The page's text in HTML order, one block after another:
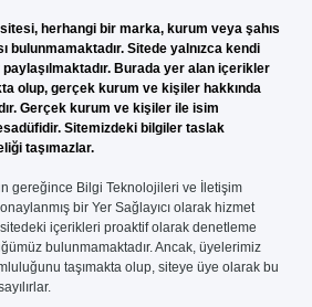
herhangi bir marka, kurum veya şahıs
bulunmamaktadır. Sitede yalnızca kendi
paylaşılmaktadır. Burada yer alan içerikler
olup, gerçek kurum ve kişiler hakkında
Gerçek kurum ve kişiler ile isim
Sitemizdeki bilgiler taslak
taşımazlar.
gereğince Bilgi Teknolojileri ve İletişim
bir Yer Sağlayıcı olarak hizmet
içerikleri proaktif olarak denetleme
bulunmamaktadır. Ancak, üyelerimiz
taşımakta olup, siteye üye olarak bu